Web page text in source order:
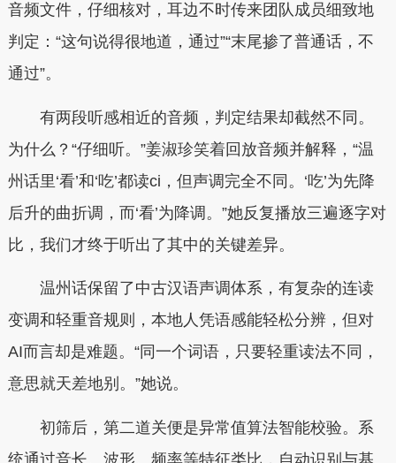
音频文件，仔细核对，耳边不时传来团队成员细致地
判定：“这句说得很地道，通过”“末尾掺了普通话，不
通过”。
有两段听感相近的音频，判定结果却截然不同。
为什么？“仔细听。”姜淑珍笑着回放音频并解释，“温
州话里‘看’和‘吃’都读ci，但声调完全不同。‘吃’为先降
后升的曲折调，而‘看’为降调。”她反复播放三遍逐字对
比，我们才终于听出了其中的关键差异。
温州话保留了中古汉语声调体系，有复杂的连读
变调和轻重音规则，本地人凭语感能轻松分辨，但对
AI而言却是难题。“同一个词语，只要轻重读法不同，
意思就天差地别。”她说。
初筛后，第二道关便是异常值算法智能校验。系
统通过音长、波形、频率等特征类比，自动识别与基